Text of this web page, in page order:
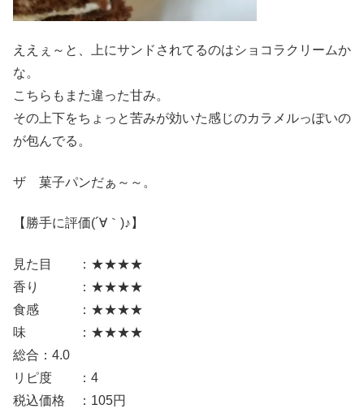
ええぇ～と、上にサンドされてるのはショコラクリームか
な。
こちらもまた違った甘み。
その上下をちょっと苦みが効いた感じのカラメルっぽいの
が包んでる。
ザ 菓子パンだぁ～～。
【勝手に評価(´∀｀)♪】
見た目 ：★★★★
香り ：★★★★
食感 ：★★★★
味 ：★★★★
総合：4.0
リピ度 ：4
税込価格 ：105円